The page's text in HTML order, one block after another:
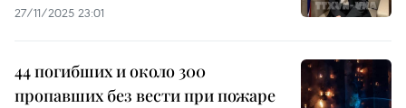
27/11/2025 23:01
44 погибших и около 300
пропавших без вести при пожаре